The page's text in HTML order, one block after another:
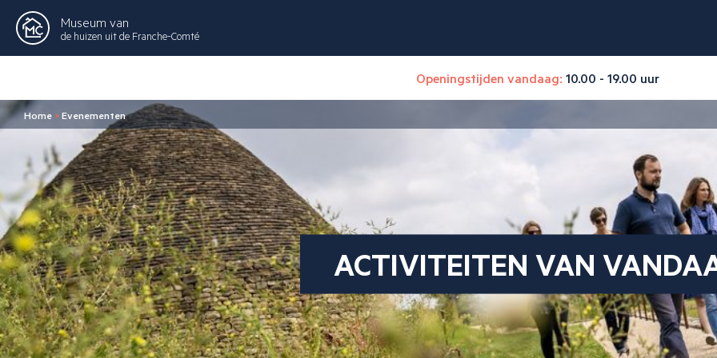
Museum van
de huizen uit de Franche-Comté
Openingstijden vandaag: 10.00 - 19.00 uur
Home >Evenementen
ACTIVITEITEN VAN